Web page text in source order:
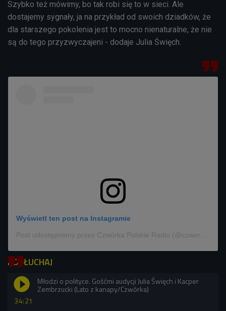
Szybko też mówimy, bo tak robi się to w sieci. Ale
dostajemy sygnały, ja na przykład od swoich dziadków, że
dla starszego pokolenia jest to mocno nienaturalne, że nie
są do tego przyzwyczajeni - dodaje Julia Święch.
Wyświetl ten post na Instagramie
POSŁUCHAJ
34:21
Młodzi o polityce. Gośćmi audycji Julia Święch i Kacper
Zembrzucki (Lato z kanapy/Czwórka)